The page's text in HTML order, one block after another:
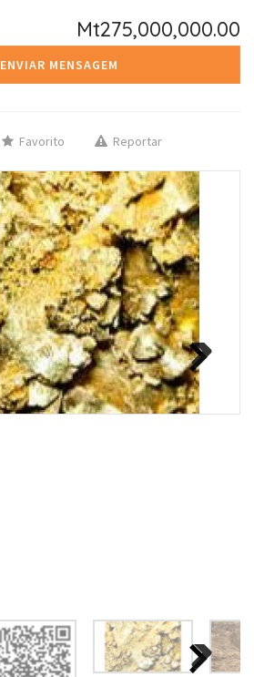
Mt275,000,000.00
ENVIAR MENSAGEM
Favorito Reportar